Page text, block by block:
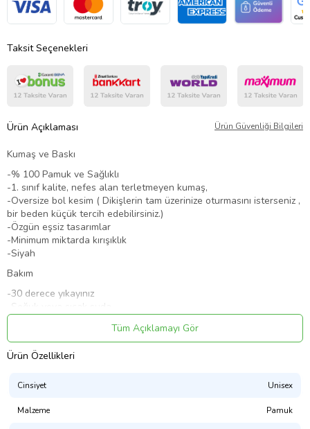
Taksit Seçenekleri
Ürün Açıklaması Ürün Güvenliği Bilgileri
Kumaş ve Baskı
-% 100 Pamuk ve Sağlıklı
-1. sınıf kalite, nefes alan terletmeyen kumaş,
-Oversize bol kesim ( Dikişlerin tam üzerinize oturmasını isterseniz ,
bir beden küçük tercih edebilirsiniz.)
-Özgün eşsiz tasarımlar
-Minimum miktarda kırışıklık
-Siyah
Bakım
-30 derece yıkayınız
-Soğuk veya sıcak suda
-Ters çevirerek yıkayınız
-Makinadan çıktıktan sonra çırparak asınız.
Ürün Kodu:kcm70973039
Tüm Açıklamayı Gör
Ürün Özellikleri
Cinsiyet Unisex
Malzeme Pamuk